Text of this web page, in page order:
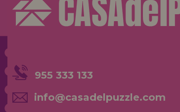
955 333 133
info@casadelpuzzle.com